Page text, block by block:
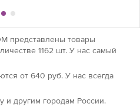
представлены товары
1162 шт. У нас самый
от 640 руб. У нас всегда
и другим городам России.